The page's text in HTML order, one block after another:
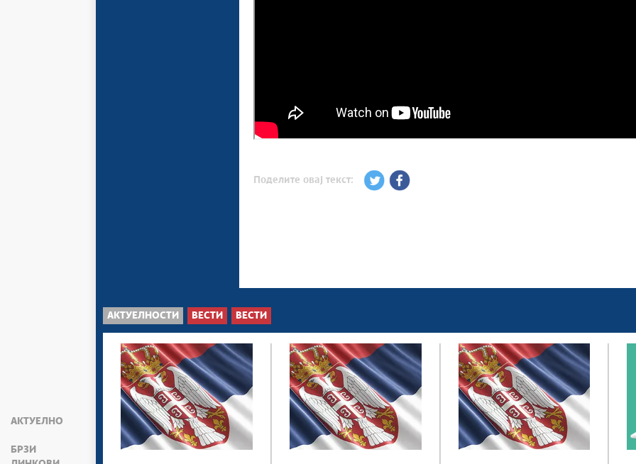
АКТУЕЛНО
БРЗИ
Поделите овај текст:
АКТУЕЛНОСТИ ВЕСТИ ВЕСТИ